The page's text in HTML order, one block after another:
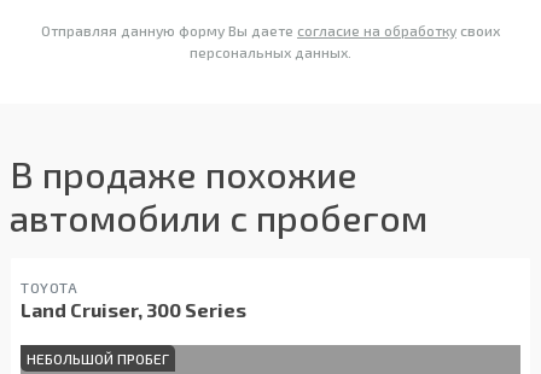
Отправляя данную форму Вы даете согласие на обработку своих
персональных данных.
В продаже похожие
автомобили с пробегом
TOYOTA
Land Cruiser, 300 Series
НЕБОЛЬШОЙ ПРОБЕГ